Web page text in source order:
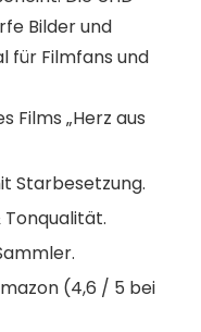
Bilder und
für Filmfans und
Films „Herz aus
Starbesetzung.
(4,6 / 5 bei